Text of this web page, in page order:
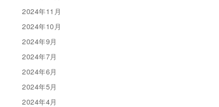
2024年11月
2024年10月
2024年9月
2024年7月
2024年6月
2024年5月
2024年4月